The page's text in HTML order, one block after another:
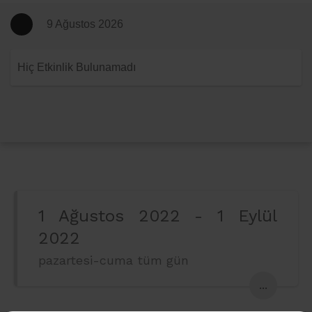
9 Ağustos 2026
Hiç Etkinlik Bulunamadı
1 Ağustos 2022 - 1 Eylül
2022
pazartesi-cuma tüm gün
...